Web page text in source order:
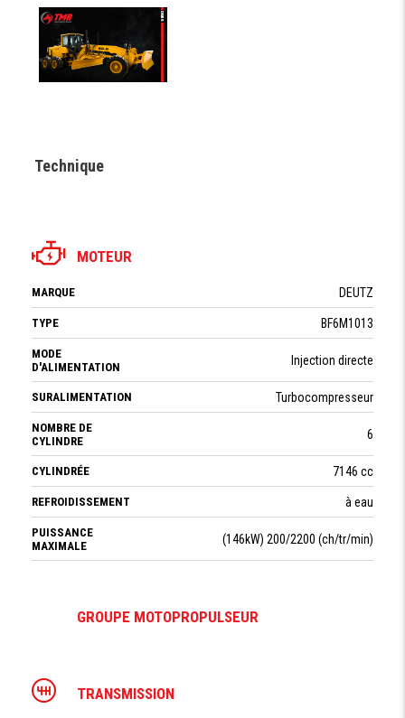
Technique
MOTEUR
MARQUE DEUTZ
TYPE BF6M1013
MODE
D'ALIMENTATION
Injection directe
SURALIMENTATION Turbocompresseur
NOMBRE DE
CYLINDRE
6
CYLINDRÉE 7146 cc
REFROIDISSEMENT à eau
PUISSANCE
MAXIMALE
(146kW) 200/2200 (ch/tr/min)
GROUPE MOTOPROPULSEUR
TRANSMISSION